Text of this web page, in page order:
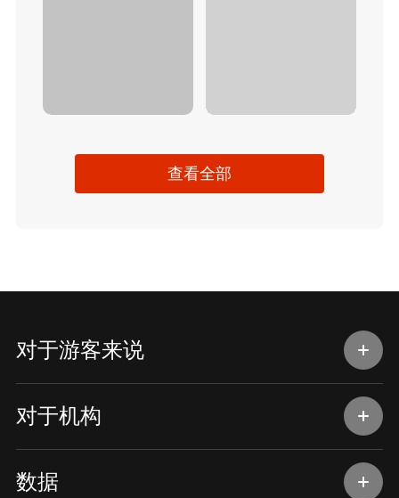
查看全部
对于游客来说
对于机构
数据